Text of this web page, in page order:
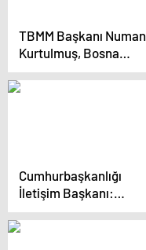
TBMM Başkanı Numan
Kurtulmuş, Bosna
Hersek Temsilciler
Meclisi Başkanı
Cumhurbaşkanlığı
İletişim Başkanı:
Gazze’de 130 Gazeteci
İsrail Tarafından